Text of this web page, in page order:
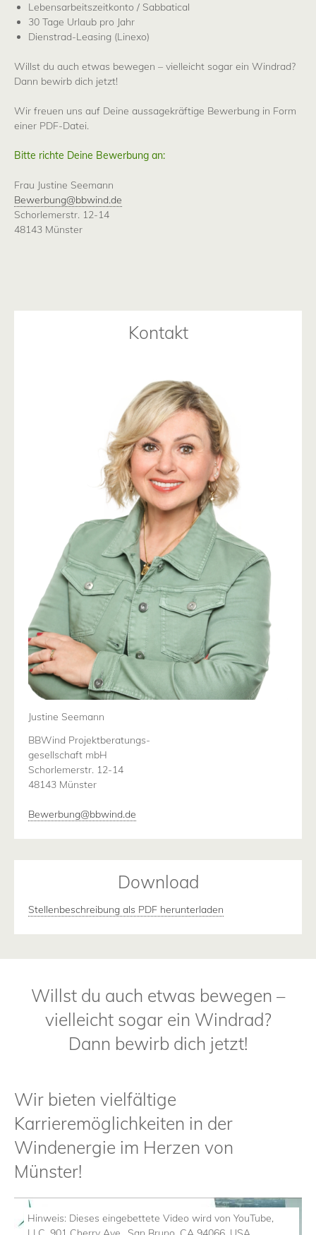
Lebensarbeitszeitkonto / Sabbatical
30 Tage Urlaub pro Jahr
Dienstrad-Leasing (Linexo)
Willst du auch etwas bewegen – vielleicht sogar ein Windrad?
Dann bewirb dich jetzt!
Wir freuen uns auf Deine aussagekräftige Bewerbung in Form
einer PDF-Datei.
Bitte richte Deine Bewerbung an:
Frau Justine Seemann
Bewerbung@bbwind.de
Schorlemerstr. 12-14
48143 Münster
Kontakt
Justine Seemann
BBWind Projektberatungs-
gesellschaft mbH
Schorlemerstr. 12-14
48143 Münster
Bewerbung@bbwind.de
Download
Stellenbeschreibung als PDF herunterladen
Willst du auch etwas bewegen –
vielleicht sogar ein Windrad?
Dann bewirb dich jetzt!
Wir bieten vielfältige
Karrieremöglichkeiten in der
Windenergie im Herzen von
Münster!
Hinweis: Dieses eingebettete Video wird von YouTube,